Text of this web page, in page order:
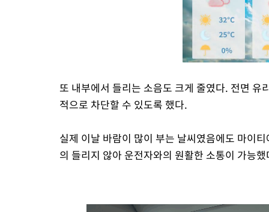
또 내부에서 들리는 소음도 크게 줄였다. 전면
적으로 차단할 수 있도록 했다.
실제 이날 바람이 많이 부는 날씨였음에도 마이
의 들리지 않아 운전자와의 원활한 소통이 가능